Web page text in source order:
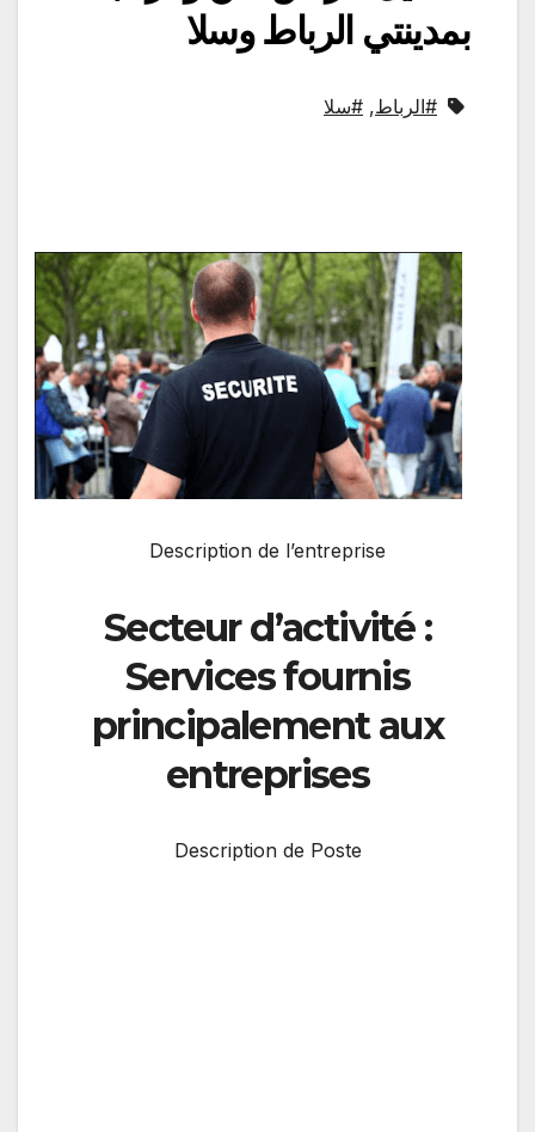
بمدينتي الرباط وسلا
#الرباط, #سلا
Description de l’entreprise
Secteur d’activité :
Services fournis
principalement aux
entreprises
Description de Poste